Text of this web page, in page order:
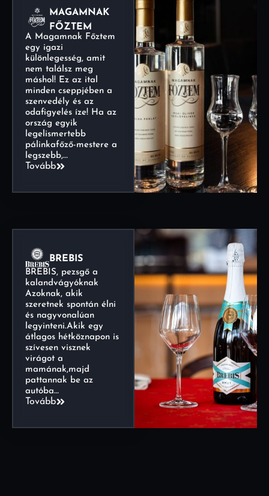
MAGAMNAK
FŐZTEM
A Magamnak Főztem
egy igazi
különlegesség, amit
nem találsz meg
máshol! Ez az ital
minden cseppjében a
szenvedély és az
odafigyelés íze! Ha az
ország egyik
legelismertebb
pálinkafőző-mestere a
legszebb,…
Tovább
BREBIS
BREBIS, pezsgő a
kalandvágyóknak
Azoknak, akik
szeretnek spontán élni
és nagyvonalúan
legyinteni.Akik egy
átlagos hétköznapon is
szívesen visznek
virágot a
mamának,majd
pattannak be az
autóba…
Tovább